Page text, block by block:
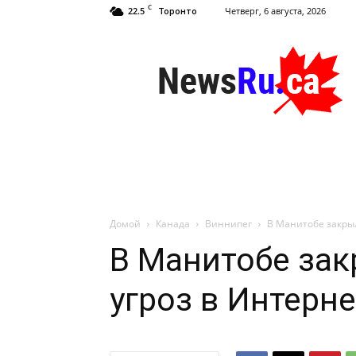
22.5 C Торонто Четверг, 6 августа, 2026
NewsRu.Ca
Домой Канада Виннипег В Манитобе
В Манитобе
угроз в